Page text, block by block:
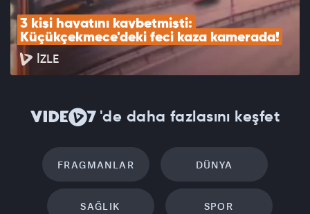
3 kişi hayatını kaybetmişti:
Küçükçekmece'deki feci kaza kamerada!
İZLE
'de daha fazlasını keşfet
FRAGMANLAR DÜNYA
SAĞLIK SPOR